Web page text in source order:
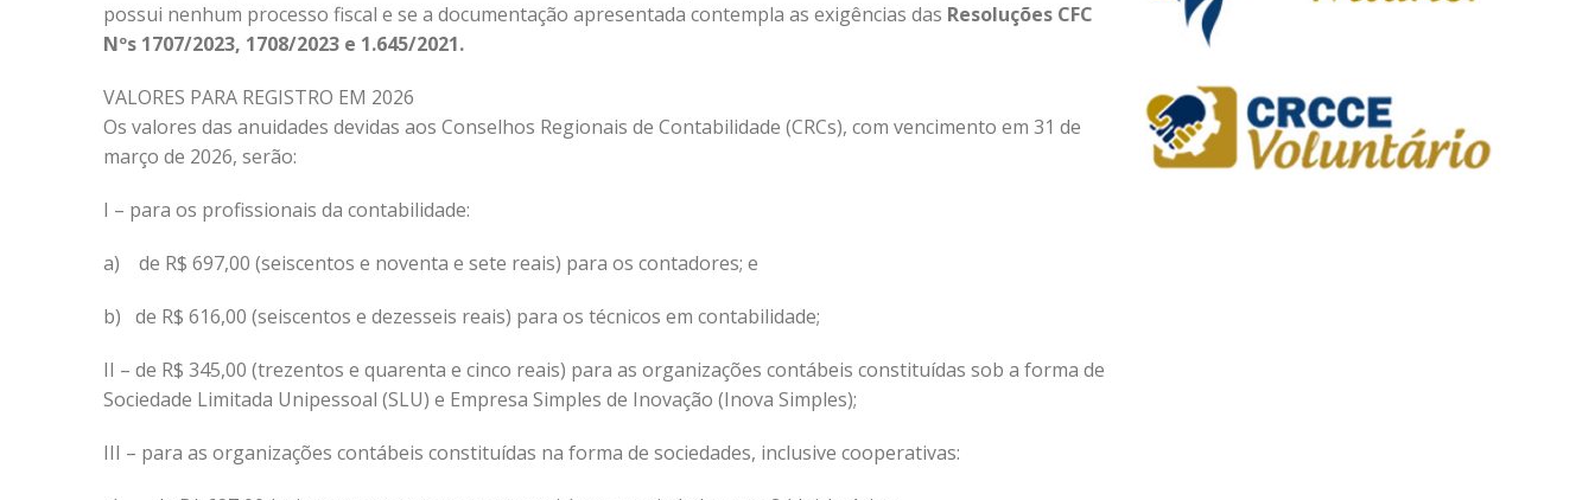
possui nenhum processo fiscal e se a documentação apresentada contempla as exigências das Resoluções CFC
Nºs 1707/2023, 1708/2023 e 1.645/2021.
VALORES PARA REGISTRO EM 2026
Os valores das anuidades devidas aos Conselhos Regionais de Contabilidade (CRCs), com vencimento em 31 de
março de 2026, serão:
I – para os profissionais da contabilidade:
a) de R$ 697,00 (seiscentos e noventa e sete reais) para os contadores; e
b) de R$ 616,00 (seiscentos e dezesseis reais) para os técnicos em contabilidade;
II – de R$ 345,00 (trezentos e quarenta e cinco reais) para as organizações contábeis constituídas sob a forma de
Sociedade Limitada Unipessoal (SLU) e Empresa Simples de Inovação (Inova Simples);
III – para as organizações contábeis constituídas na forma de sociedades, inclusive cooperativas: